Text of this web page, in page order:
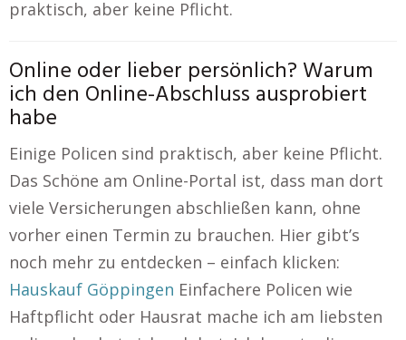
praktisch, aber keine Pflicht.
Online oder lieber persönlich? Warum
ich den Online-Abschluss ausprobiert
habe
Einige Policen sind praktisch, aber keine Pflicht.
Das Schöne am Online-Portal ist, dass man dort
viele Versicherungen abschließen kann, ohne
vorher einen Termin zu brauchen. Hier gibt’s
noch mehr zu entdecken – einfach klicken:
Hauskauf Göppingen Einfachere Policen wie
Haftpflicht oder Hausrat mache ich am liebsten